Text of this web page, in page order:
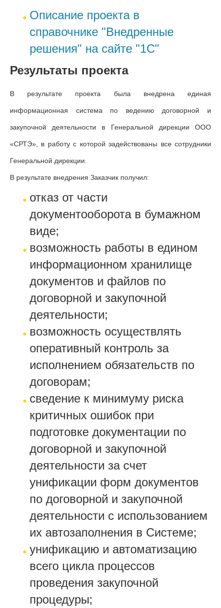
Описание проекта в
справочнике "Внедренные
решения" на сайте "1С"
Результаты проекта
В результате проекта была внедрена единая
информационная система по ведению договорной и
закупочной деятельности в Генеральной дирекции ООО
«СРТЭ», в работу с которой задействованы все сотрудники
Генеральной дирекции.
В результате внедрения Заказчик получил:
отказ от части
документооборота в бумажном
виде;
возможность работы в едином
информационном хранилище
документов и файлов по
договорной и закупочной
деятельности;
возможность осуществлять
оперативный контроль за
исполнением обязательств по
договорам;
сведение к минимуму риска
критичных ошибок при
подготовке документации по
договорной и закупочной
деятельности за счет
унификации форм документов
по договорной и закупочной
деятельности с использованием
их автозаполнения в Системе;
унификацию и автоматизацию
всего цикла процессов
проведения закупочной
процедуры;